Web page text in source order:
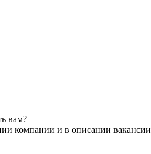
вам?
компании и в описании вакансии